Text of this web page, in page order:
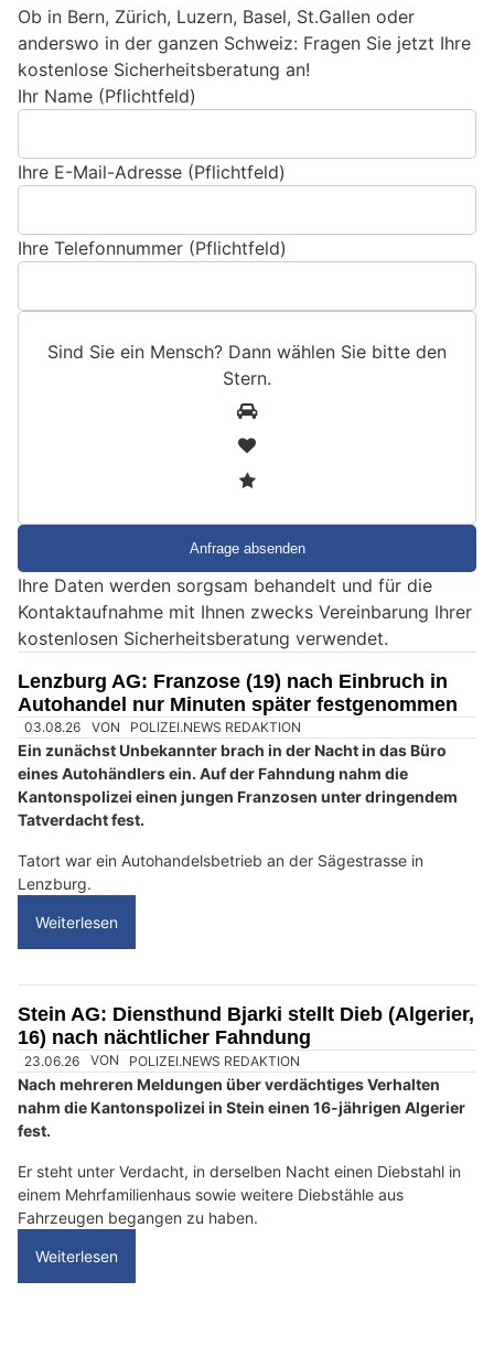
Ob in Bern, Zürich, Luzern, Basel, St.Gallen oder
anderswo in der ganzen Schweiz: Fragen Sie jetzt Ihre
kostenlose Sicherheitsberatung an!
Ihr Name (Pflichtfeld)
Ihre E-Mail-Adresse (Pflichtfeld)
Ihre Telefonnummer (Pflichtfeld)
Sind Sie ein Mensch? Dann wählen Sie bitte den
Stern.
e
i
n
e
n
s
c
h
?
D
a
n
ä
h
l
e
n
S
i
e
b
i
t
Ihre Daten werden sorgsam behandelt und für die
Kontaktaufnahme mit Ihnen zwecks Vereinbarung Ihrer
kostenlosen Sicherheitsberatung verwendet.
Lenzburg AG: Franzose (19) nach Einbruch in
Autohandel nur Minuten später festgenommen
03.08.26 VON POLIZEI.NEWS REDAKTION
Ein zunächst Unbekannter brach in der Nacht in das Büro
eines Autohändlers ein. Auf der Fahndung nahm die
Kantonspolizei einen jungen Franzosen unter dringendem
Tatverdacht fest.
Tatort war ein Autohandelsbetrieb an der Sägestrasse in
Lenzburg.
Weiterlesen
Stein AG: Diensthund Bjarki stellt Dieb (Algerier,
16) nach nächtlicher Fahndung
23.06.26 VON POLIZEI.NEWS REDAKTION
Nach mehreren Meldungen über verdächtiges Verhalten
nahm die Kantonspolizei in Stein einen 16-jährigen Algerier
fest.
Er steht unter Verdacht, in derselben Nacht einen Diebstahl in
einem Mehrfamilienhaus sowie weitere Diebstähle aus
Fahrzeugen begangen zu haben.
Weiterlesen